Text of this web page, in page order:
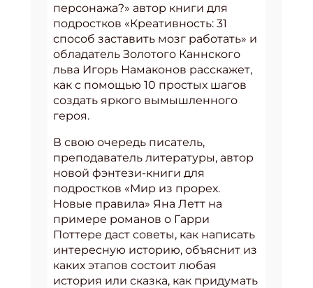
персонажа?» автор книги для
подростков «Креативность: 31
способ заставить мозг работать» и
обладатель Золотого Каннского
льва Игорь Намаконов расскажет,
как с помощью 10 простых шагов
создать яркого вымышленного
героя.
В свою очередь писатель,
преподаватель литературы, автор
новой фэнтези-книги для
подростков «Мир из прорех.
Новые правила» Яна Летт на
примере романов о Гарри
Поттере даст советы, как написать
интересную историю, объяснит из
каких этапов состоит любая
история или сказка, как придумать